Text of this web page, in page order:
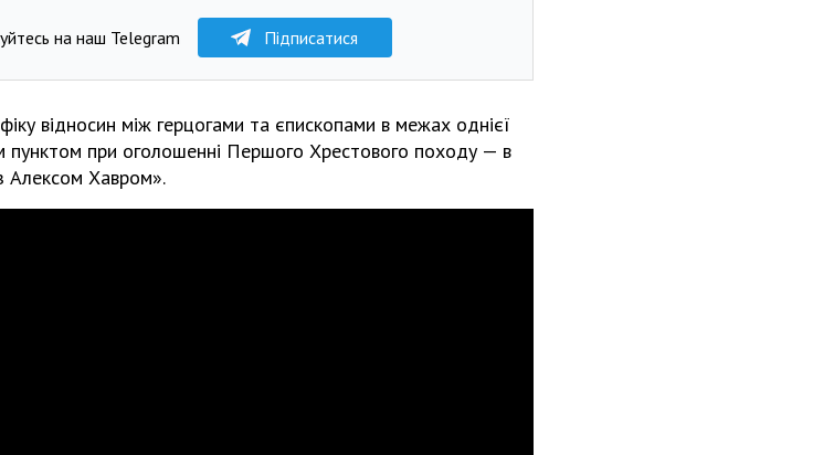
на наш Telegram Підписатися
відносин між герцогами та єпископами в межах однієї
при оголошенні Першого Хрестового походу — в
Алексом Хавром».